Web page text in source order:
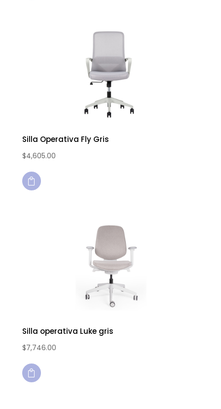
Silla Operativa Fly Gris
$4,605.00

Silla operativa Luke gris
$7,746.00
